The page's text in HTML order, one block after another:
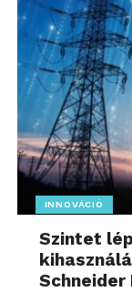
INNOVÁCIÓ
Szintet